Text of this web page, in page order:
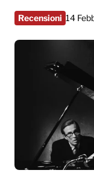
Recensioni 14